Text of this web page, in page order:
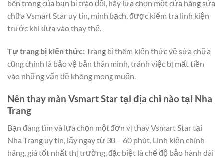
bên trong của bạn bị tráo đổi, hãy lựa chọn một cửa hàng sửa
chữa Vsmart Star uy tín, minh bạch, được kiểm tra linh kiện
trước khi đưa vào thay thế.
Tự trang bị kiến thức:Trang bị thêm kiến thức về sửa chữa
cũng chính là bảo vệ bản thân mình, tránh việc bị mất tiền
vào những vấn đề không mong muốn.
Nên thay màn Vsmart Star tại địa chỉ nào tại Nha
Trang
Bạn đang tìm và lựa chọn một đơn vị thay Vsmart Star tại
Nha Trang uy tín, lấy ngay từ 30 – 60 phút. Linh kiện chính
hãng, giá tốt nhất thị trường, đặc biệt là chế độ bảo hành dài